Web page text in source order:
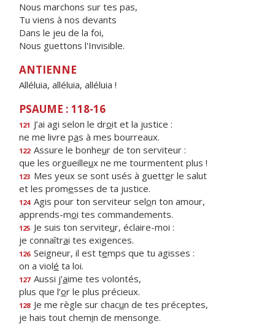
Nous marchons sur tes pas,
Tu viens à nos devants
Dans le jeu de la foi,
Nous guettons l'Invisible.
ANTIENNE
Alléluia, alléluia, alléluia !
PSAUME : 118-16
121 J’ai agi selon le droit et la justice :
ne me livre pas à mes bourreaux.
122 Assure le bonheur de ton serviteur :
que les orgueilleux ne me tourmentent plus !
123 Mes yeux se sont usés à guetter le salut
et les promesses de ta justice.
124 Agis pour ton serviteur selon ton amour,
apprends-moi tes commandements.
125 Je suis ton serviteur, éclaire-moi :
je connaîtrai tes exigences.
126 Seigneur, il est temps que tu agisses :
on a violé ta loi.
127 Aussi j’aime tes volontés,
plus que l’or le plus précieux.
128 Je me règle sur chacun de tes préceptes,
je hais tout chemin de mensonge.